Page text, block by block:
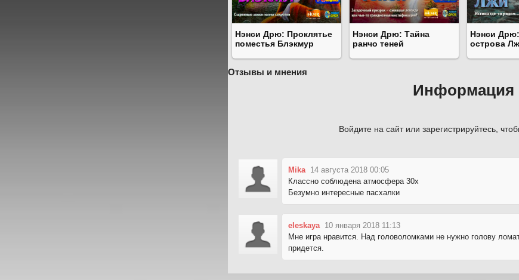
Нэнси Дрю: Проклятье
поместья Блэкмур
Нэнси Дрю: Тайна
ранчо теней
Нэнси
острова
Отзывы и мнения
Информация
Войдите на сайт или зарегистрируйтесь,
Mika 14 августа 2018 00:05
Классно соблюдена атмосфера 30х
Безумно интересные пасхалки
eleskaya 10 января 2018 11:13
Мне игра нравится. Над головоломками не нужно голову
придется.